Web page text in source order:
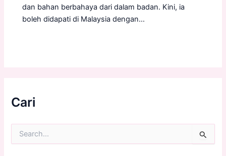
dan bahan berbahaya dari dalam badan. Kini, ia
boleh didapati di Malaysia dengan…
Cari